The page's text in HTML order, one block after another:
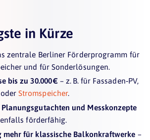
in Kürze
zentrale Berliner Förderprogramm für
und für Sonderlösungen.
bis zu 30.000 € – z. B. für Fassaden‑PV,
Stromspeicher.
und Messkonzepte
förderfähig.
mehr für klassische Balkonkraftwerke –